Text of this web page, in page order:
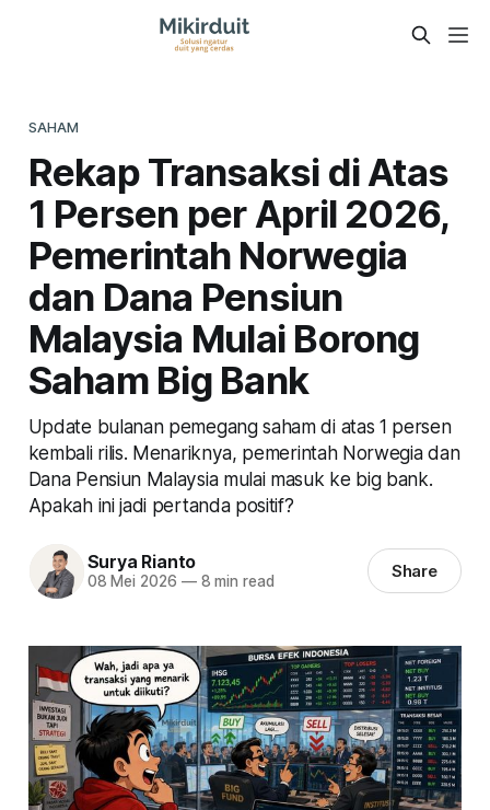
SAHAM
Rekap Transaksi di Atas
1 Persen per April 2026,
Pemerintah Norwegia
dan Dana Pensiun
Malaysia Mulai Borong
Saham Big Bank
Update bulanan pemegang saham di atas 1 persen
kembali rilis. Menariknya, pemerintah Norwegia dan
Dana Pensiun Malaysia mulai masuk ke big bank.
Apakah ini jadi pertanda positif?
Surya Rianto
08 Mei 2026 —8 min read Share